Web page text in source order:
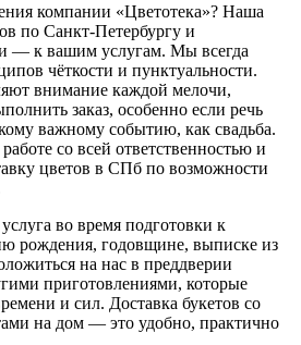
компании «Цветотека»? Наша
по Санкт-Петербургу и
— к вашим услугам. Мы всегда
чёткости и пунктуальности.
внимание каждой мелочи,
заказ, особенно если речь
важному событию, как свадьба.
со всей ответственностью и
цветов в СПб по возможности
во время подготовки к
рождения, годовщине, выписке из
на нас в преддверии
приготовлениями, которые
и сил. Доставка букетов со
на дом — это удобно, практично